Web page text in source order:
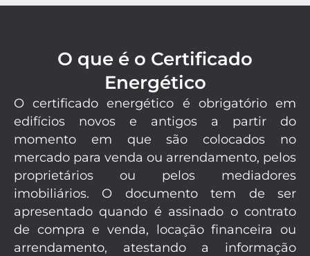
O que é o Certificado
Energético
O certificado energético é obrigatório em
edifícios novos e antigos a partir do
momento em que são colocados no
mercado para venda ou arrendamento, pelos
proprietários ou pelos mediadores
imobiliários. O documento tem de ser
apresentado quando é assinado o contrato
de compra e venda, locação financeira ou
arrendamento, atestando a informação